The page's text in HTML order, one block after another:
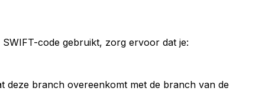
code gebruikt, zorg ervoor dat je:
deze branch overeenkomt met de branch van de